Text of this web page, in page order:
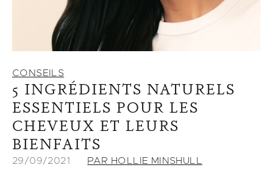
CONSEILS
5 INGRÉDIENTS NATURELS
ESSENTIELS POUR LES
CHEVEUX ET LEURS
BIENFAITS
29/09/2021 PAR HOLLIE MINSHULL